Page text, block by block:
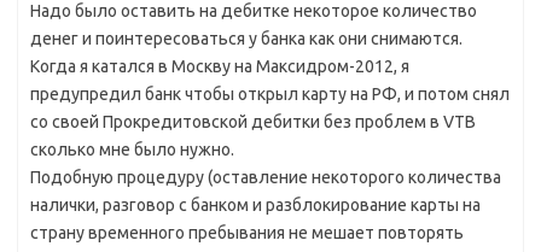
Надо было оставить на дебитке некоторое количество
денег и поинтересоваться у банка как они снимаются.
Когда я катался в Москву на Максидром-2012, я
предупредил банк чтобы открыл карту на РФ, и потом снял
со своей Прокредитовской дебитки без проблем в VTB
сколько мне было нужно.
Подобную процедуру (оставление некоторого количества
налички, разговор с банком и разблокирование карты на
страну временного пребывания не мешает повторять